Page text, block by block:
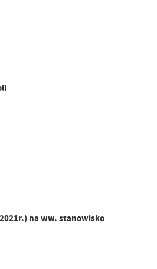
na ww. stanowisko